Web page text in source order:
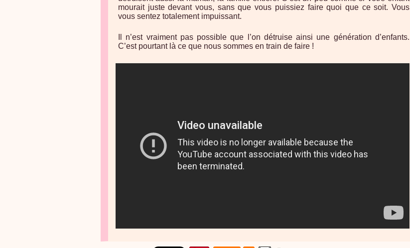
mourait juste devant vous, sans que vous puissiez faire quoi que ce soit. Vous
vous sentez totalement impuissant.
Il n’est vraiment pas possible que l’on détruise ainsi une génération d’enfants.
C’est pourtant là ce que nous sommes en train de faire !